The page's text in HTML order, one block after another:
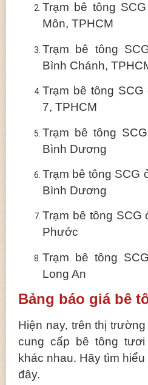
Trạm bê tông
Môn, TPHCM
Trạm bê tông
Bình Chánh,
Trạm bê tông
7, TPHCM
Trạm bê tông
Bình Dương
Trạm bê tông SCG
Bình Dương
Trạm bê tông SCG
Phước
Trạm bê tông
Long An
Bảng báo giá bê
Hiện nay, trên thị
cung cấp bê tông
khác nhau. Hãy tìm hiểu
đây.